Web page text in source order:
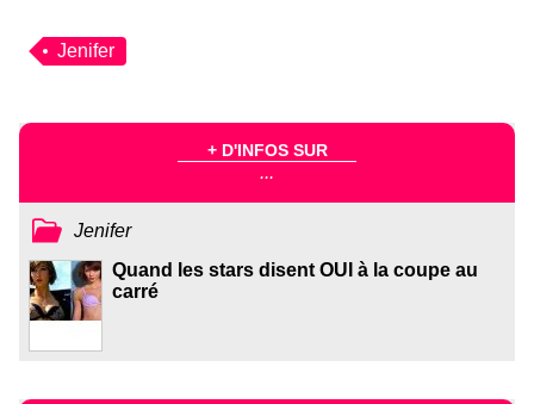
Jenifer
+ D'INFOS SUR
...
Jenifer
Quand les stars disent OUI à la coupe au
carré